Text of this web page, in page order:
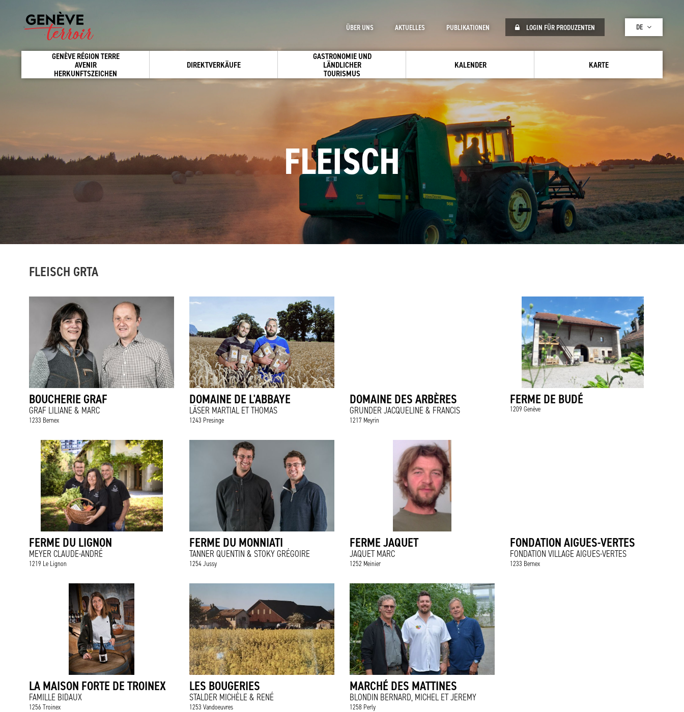
GENÈVE RÉGION TERRE
AVENIR
HERKUNFTSZEICHEN
DIREKTVERKÄUFE
GASTRONOMIE UND
LÄNDLICHER
TOURISMUS
KALENDER KARTE
ÜBER UNS AKTUELLES PUBLIKATIONEN LOGIN FÜR PRODUZENTEN DE
FLEISCH
FLEISCH GRTA
BOUCHERIE GRAF
GRAF LILIANE & MARC
1233 Bernex
DOMAINE DE L'ABBAYE
LÄSER MARTIAL ET THOMAS
1243 Presinge
DOMAINE DES ARBÈRES
GRUNDER JACQUELINE & FRANCIS
1217 Meyrin
FERME DE BUDÉ
1209 Genève
FERME DU LIGNON
MEYER CLAUDE-ANDRÉ
1219 Le Lignon
FERME DU MONNIATI
TANNER QUENTIN & STOKY GRÉGOIRE
1254 Jussy
FERME JAQUET
JAQUET MARC
1252 Meinier
FONDATION AIGUES-VERTES
FONDATION VILLAGE AIGUES-VERTES
1233 Bernex
LA MAISON FORTE DE TROINEX
FAMILLE BIDAUX
1256 Troinex
LES BOUGERIES
STALDER MICHÈLE & RENÉ
1253 Vandoeuvres
MARCHÉ DES MATTINES
BLONDIN BERNARD, MICHEL ET JEREMY
1258 Perly